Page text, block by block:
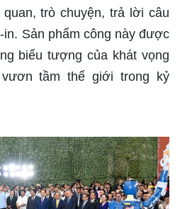
trò chuyện, trả lời câu
in. Sản phẩm công này được
biểu tượng của khát vọng
tầm thế giới trong kỷ